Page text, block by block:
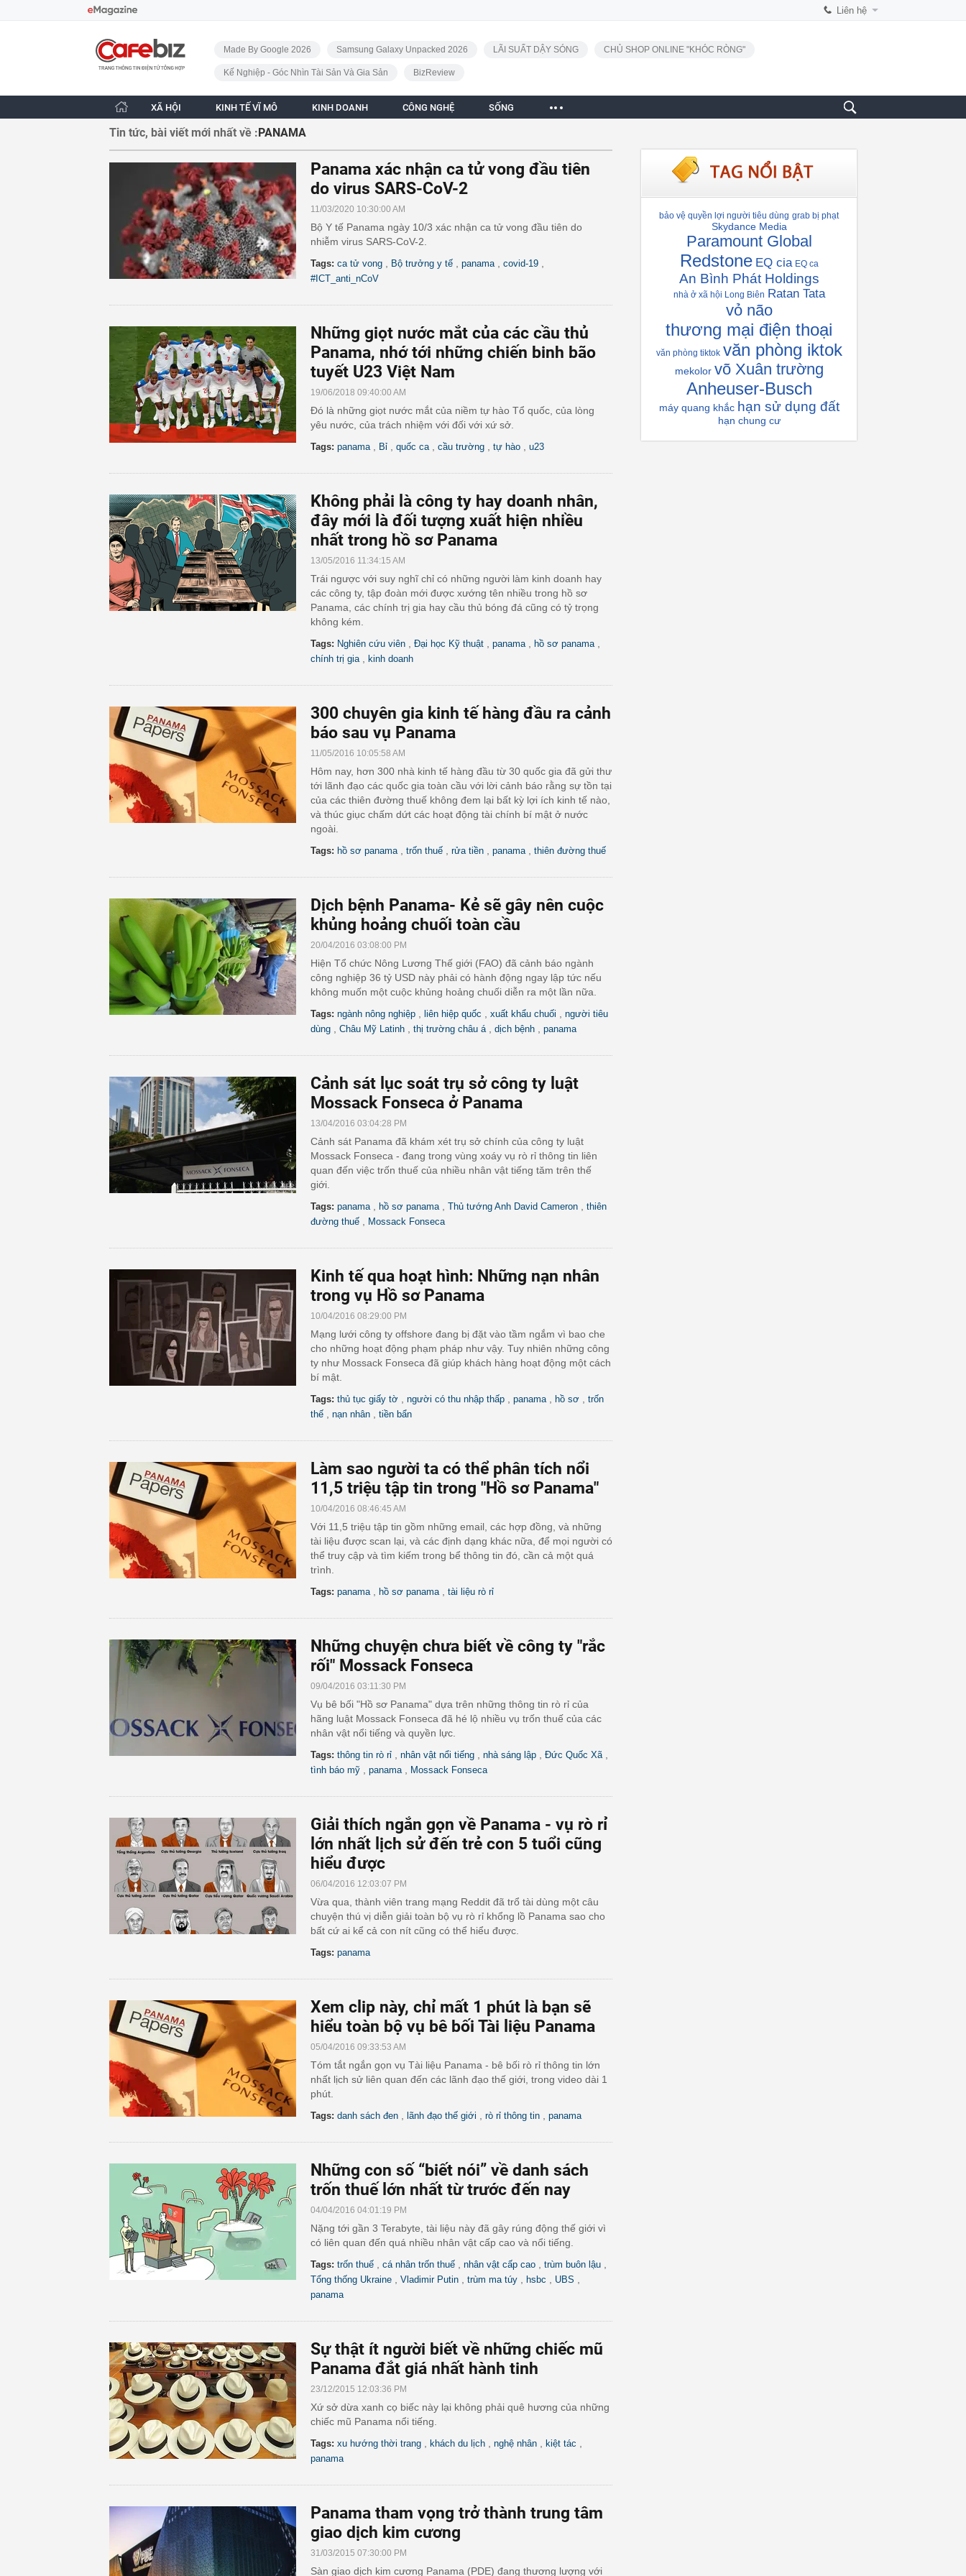
Liên hệ
CafeBiz - Trang chủ
Made By Google 2026
Samsung Galaxy Unpacked 2026 LÃI SUẤT DẬY SÓNG CHỦ SHOP ONLINE "KHÓC RÒNG"
Kế Nghiệp - Góc Nhìn Tài Sản Và Gia Sản BizReview
XÃ HỘI KINH TẾ VĨ MÔ KINH DOANH CÔNG NGHỆ SỐNG
Tin tức, bài viết mới nhất về :PANAMA
Panama xác nhận ca tử vong đầu tiên
do virus SARS-CoV-2
11/03/2020 10:30:00 AM
Bộ Y tế Panama ngày 10/3 xác nhận ca tử vong đầu tiên do
nhiễm virus SARS-CoV-2.
Tags: ca tử vong Bộ trưởng y tế panama covid-19
#ICT_anti_nCoV
Những giọt nước mắt của các cầu thủ
Panama, nhớ tới những chiến binh bão
tuyết U23 Việt Nam
19/06/2018 09:40:00 AM
Đó là những giọt nước mắt của niềm tự hào Tổ quốc, của lòng
yêu nước, của trách nhiệm với đối với xứ sở.
Tags: panama Bỉ quốc ca cầu trường tự hào u23
Không phải là công ty hay doanh nhân,
đây mới là đối tượng xuất hiện nhiều
nhất trong hồ sơ Panama
13/05/2016 11:34:15 AM
Trái ngược với suy nghĩ chỉ có những người làm kinh doanh hay
các công ty, tập đoàn mới được xướng tên nhiều trong hồ sơ
Panama, các chính trị gia hay cầu thủ bóng đá cũng có tỷ trọng
không kém.
Tags: Nghiên cứu viên Đại học Kỹ thuật panama hồ sơ panama
chính trị gia kinh doanh
300 chuyên gia kinh tế hàng đầu ra cảnh
báo sau vụ Panama
11/05/2016 10:05:58 AM
Hôm nay, hơn 300 nhà kinh tế hàng đầu từ 30 quốc gia đã gửi thư
tới lãnh đạo các quốc gia toàn cầu với lời cảnh báo rằng sự tồn tại
của các thiên đường thuế không đem lại bất kỳ lợi ích kinh tế nào,
và thúc giục chấm dứt các hoạt động tài chính bí mật ở nước
ngoài.
Tags: hồ sơ panama trốn thuế rửa tiền panama thiên đường thuế
Dịch bệnh Panama- Kẻ sẽ gây nên cuộc
khủng hoảng chuối toàn cầu
20/04/2016 03:08:00 PM
Hiện Tổ chức Nông Lương Thế giới (FAO) đã cảnh báo ngành
công nghiệp 36 tỷ USD này phải có hành động ngay lập tức nếu
không muốn một cuộc khủng hoảng chuối diễn ra một lần nữa.
Tags: ngành nông nghiệp liên hiệp quốc xuất khẩu chuối
người tiêu
dùng
Châu Mỹ Latinh thị trường châu á dịch bệnh panama
​Cảnh sát lục soát trụ sở công ty luật
Mossack Fonseca ở Panama
13/04/2016 03:04:28 PM
Cảnh sát Panama đã khám xét trụ sở chính của công ty luật
Mossack Fonseca - đang trong vùng xoáy vụ rò rỉ thông tin liên
quan đến việc trốn thuế của nhiều nhân vật tiếng tăm trên thế
giới.
Tags: panama hồ sơ panama Thủ tướng Anh David Cameron
thiên
đường thuế
Mossack Fonseca
Kinh tế qua hoạt hình: Những nạn nhân
trong vụ Hồ sơ Panama
10/04/2016 08:29:00 PM
Mạng lưới công ty offshore đang bị đặt vào tầm ngắm vì bao che
cho những hoạt động phạm pháp như vậy. Tuy nhiên những công
ty như Mossack Fonseca đã giúp khách hàng hoạt động một cách
bí mật.
Tags: thủ tục giấy tờ người có thu nhập thấp panama hồ sơ
trốn
thế
nạn nhân tiền bẩn
Làm sao người ta có thể phân tích nổi
11,5 triệu tập tin trong "Hồ sơ Panama"
10/04/2016 08:46:45 AM
Với 11,5 triệu tập tin gồm những email, các hợp đồng, và những
tài liệu được scan lại, và các định dạng khác nữa, để mọi người có
thể truy cập và tìm kiếm trong bể thông tin đó, cần cả một quá
trình.
Tags: panama hồ sơ panama tài liệu rò rỉ
Những chuyện chưa biết về công ty "rắc
rối" Mossack Fonseca
09/04/2016 03:11:30 PM
Vụ bê bối "Hồ sơ Panama" dựa trên những thông tin rò rỉ của
hãng luật Mossack Fonseca đã hé lộ nhiều vụ trốn thuế của các
nhân vật nổi tiếng và quyền lực.
Tags: thông tin rò rỉ nhân vật nổi tiếng nhà sáng lập Đức Quốc Xã
tình báo mỹ panama Mossack Fonseca
Giải thích ngắn gọn về Panama - vụ rò rỉ
lớn nhất lịch sử đến trẻ con 5 tuổi cũng
hiểu được
06/04/2016 12:03:07 PM
Vừa qua, thành viên trang mạng Reddit đã trổ tài dùng một câu
chuyện thú vị diễn giải toàn bộ vụ rò rỉ khổng lồ Panama sao cho
bất cứ ai kể cả con nít cũng có thể hiểu được.
Tags: panama
Xem clip này, chỉ mất 1 phút là bạn sẽ
hiểu toàn bộ vụ bê bối Tài liệu Panama
05/04/2016 09:33:53 AM
Tóm tắt ngắn gọn vụ Tài liệu Panama - bê bối rò rỉ thông tin lớn
nhất lịch sử liên quan đến các lãnh đạo thế giới, trong video dài 1
phút.
Tags: danh sách đen lãnh đạo thế giới rò rỉ thông tin panama
Những con số “biết nói” về danh sách
trốn thuế lớn nhất từ trước đến nay
04/04/2016 04:01:19 PM
Nặng tới gần 3 Terabyte, tài liệu này đã gây rúng động thế giới vì
có liên quan đến quá nhiều nhân vật cấp cao và nổi tiếng.
Tags: trốn thuế cá nhân trốn thuế nhân vật cấp cao trùm buôn lậu
Tổng thống Ukraine Vladimir Putin trùm ma túy hsbc UBS
panama
Sự thật ít người biết về những chiếc mũ
Panama đắt giá nhất hành tinh
23/12/2015 12:03:36 PM
Xứ sở dừa xanh cọ biếc này lại không phải quê hương của những
chiếc mũ Panama nổi tiếng.
Tags: xu hướng thời trang khách du lịch nghệ nhân kiệt tác
panama
Panama tham vọng trở thành trung tâm
giao dịch kim cương
31/03/2015 07:30:00 PM
Sàn giao dịch kim cương Panama (PDE) đang thương lượng với
bảo vệ quyền lợi người tiêu dùng grab bị phạt
Skydance Media
Paramount Global
Redstone EQ cia EQ ca
An Bình Phát Holdings
nhà ở xã hội Long Biên Ratan Tata
vỏ não
thương mại điện thoại
văn phòng tiktok văn phòng iktok
mekolor võ Xuân trường
Anheuser-Busch
máy quang khắc hạn sử dụng đất
hạn chung cư